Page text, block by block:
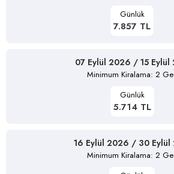
Günlük
7.857 TL
07 Eylül 2026 / 15 Eylül
Minimum Kiralama: 2
Günlük
5.714 TL
16 Eylül 2026 / 30 Eylül
Minimum Kiralama: 2